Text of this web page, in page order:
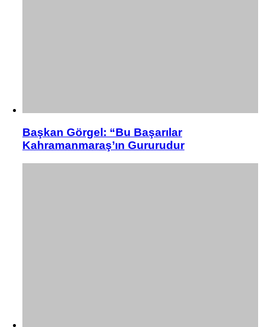
Başkan Görgel: “Bu Başarılar
Kahramanmaraş’ın Gururudur